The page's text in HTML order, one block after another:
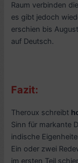
Raum verbinden
es gibt jedoch
erschien bis
auf Deutsch.
Fazit:
Theroux schreibt
Sinn für markante
indische
Ein oder zwei
im ersten Teil